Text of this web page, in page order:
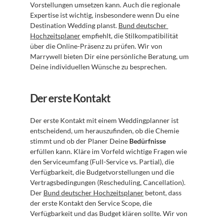
Vorstellungen umsetzen kann. Auch die regionale
Expertise ist wichtig, insbesondere wenn Du eine
Destination Wedding planst. Bund deutscher
Hochzeitsplaner empfiehlt, die Stilkompatibilität
über die Online-Präsenz zu prüfen. Wir von
Marrywell bieten Dir eine persönliche Beratung, um
Deine individuellen Wünsche zu besprechen.
Der erste Kontakt
Der erste Kontakt mit einem Weddingplanner ist
entscheidend, um herauszufinden, ob die Chemie
stimmt und ob der Planer Deine Bedürfnisse
erfüllen kann. Kläre im Vorfeld wichtige Fragen wie
den Serviceumfang (Full-Service vs. Partial), die
Verfügbarkeit, die Budgetvorstellungen und die
Vertragsbedingungen (Rescheduling, Cancellation).
Der Bund deutscher Hochzeitsplaner betont, dass
der erste Kontakt den Service Scope, die
Verfügbarkeit und das Budget klären sollte. Wir von